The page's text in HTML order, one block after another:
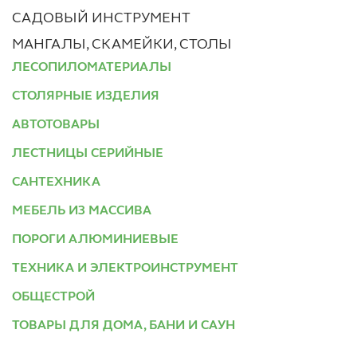
САДОВЫЙ ИНСТРУМЕНТ
МАНГАЛЫ, СКАМЕЙКИ, СТОЛЫ
ЛЕСОПИЛОМАТЕРИАЛЫ
СТОЛЯРНЫЕ ИЗДЕЛИЯ
АВТОТОВАРЫ
ЛЕСТНИЦЫ СЕРИЙНЫЕ
САНТЕХНИКА
МЕБЕЛЬ ИЗ МАССИВА
ПОРОГИ АЛЮМИНИЕВЫЕ
ТЕХНИКА И ЭЛЕКТРОИНСТРУМЕНТ
ОБЩЕСТРОЙ
ТОВАРЫ ДЛЯ ДОМА, БАНИ И САУН